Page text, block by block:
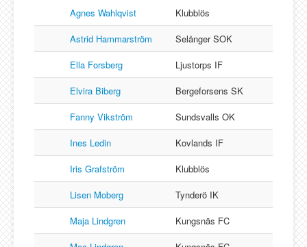
Njurunda SK
Stockviks SF
Sundsvalls OK
Gästbok
Agnes Wahlqvist
Klubblös
Astrid Hammarström
Selånger SOK
Ella Forsberg
Ljustorps IF
Elvira Biberg
Bergeforsens SK
Fanny Vikström
Sundsvalls OK
Ines Ledin
Kovlands IF
Iris Grafström
Klubblös
Lisen Moberg
Tynderö IK
Maja Lindgren
Kungsnäs FC